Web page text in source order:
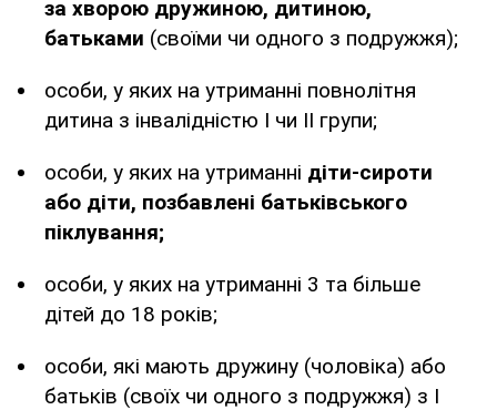
за хворою дружиною, дитиною,
батьками (своїми чи одного з подружжя);
особи, у яких на утриманні повнолітня
дитина з інвалідністю І чи ІІ групи;
особи, у яких на утриманні діти-сироти
або діти, позбавлені батьківського
піклування;
особи, у яких на утриманні 3 та більше
дітей до 18 років;
особи, які мають дружину (чоловіка) або
батьків (своїх чи одного з подружжя) з І